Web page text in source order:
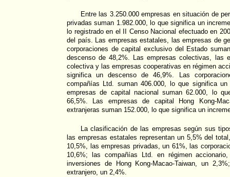
Entre las 3.250.000 empresas en situación de
privadas suman 1.982.000, lo que significa un
lo registrado en el II Censo Nacional efectuado en
del país. Las empresas estatales, las empresas de
corporaciones de capital exclusivo del Estado
descenso de 48,2%. Las empresas colectivas, las
colectiva y las empresas cooperativas en régimen
significa un descenso de 46,9%. Las
compañías Ltd. suman 406.000, lo que significa
empresas de capital nacional suman 62.000, lo
66,5%. Las empresas de capital Hong Kong-
extranjeras suman 152.000, lo que significa un
La clasificación de las empresas según sus
las empresas estatales representan un 5,5% del
10,5%, las empresas privadas, un 61%, las
10,6%; las compañías Ltd. en régimen
inversiones de Hong Kong-Macao-Taiwan, un
extranjero, un 2,4%.